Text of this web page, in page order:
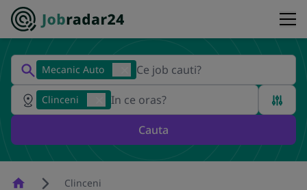
Mecanic Auto
Clinceni
Cauta
HomepageClinceni